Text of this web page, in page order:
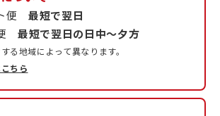
便最短で翌日
便最短で翌日の日中〜夕方
る地域によって異なります。
ちら